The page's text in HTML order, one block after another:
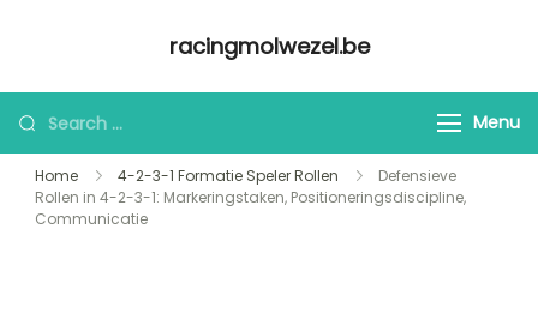
racingmolwezel.be
Looking
for
Something?
Menu
Home 4-2-3-1 Formatie Speler Rollen
Defensieve
Rollen in 4-2-3-1: Markeringstaken, Positioneringsdiscipline,
Communicatie